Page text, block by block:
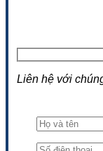
Liên hệ với